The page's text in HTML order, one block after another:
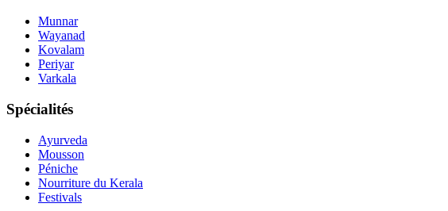
Munnar
Wayanad
Kovalam
Periyar
Varkala
Spécialités
Ayurveda
Mousson
Péniche
Nourriture du Kerala
Festivals